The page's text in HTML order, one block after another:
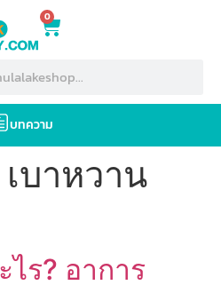
0
บทความ
เบาหวาน
ร? อาการ